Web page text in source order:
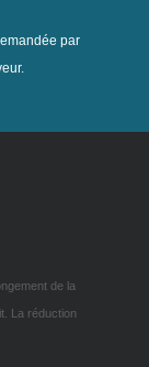
par
de la
La réduction